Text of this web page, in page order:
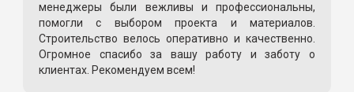
менеджеры были вежливы и профессиональны,
помогли с выбором проекта и материалов.
Строительство велось оперативно и качественно.
Огромное спасибо за вашу работу и заботу о
клиентах. Рекомендуем всем!